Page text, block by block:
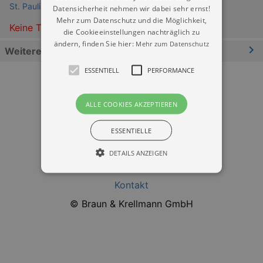
St. Pauli Ruine (Theaterruine)
Keine Termine
Weitere Informationen
Datenschutz
Kontakt
© Braun & Krellmann GmbH
Datensicherheit nehmen wir dabei sehr ernst!
Mehr zum Datenschutz und die Möglichkeit,
die Cookieeinstellungen nachträglich zu
ändern, finden Sie hier: Mehr zum Datenschutz
ESSENTIELL PERFORMANCE
ALLE COOKIES AKZEPTIEREN
ESSENTIELLE
DETAILS ANZEIGEN